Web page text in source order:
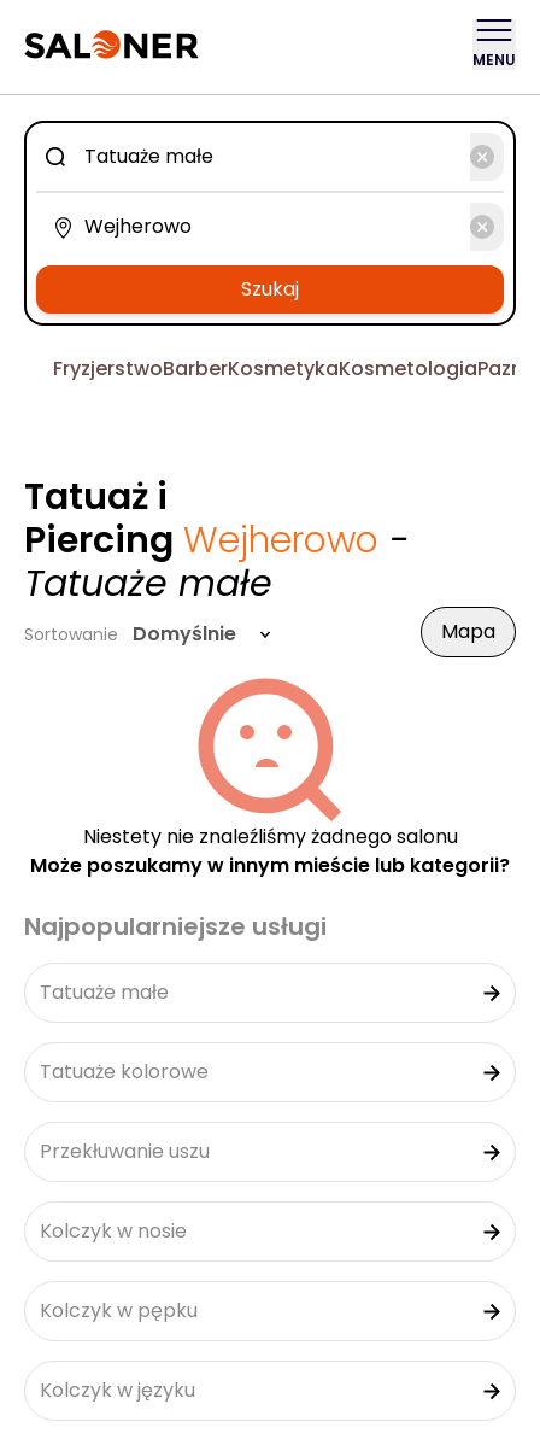
MENU
Szukaj
FryzjerstwoBarberKosmetykaKosmetologia
Tatuaż i
Piercing Wejherowo -
Tatuaże małe
Sortowanie Domyślnie Mapa
Niestety nie znaleźliśmy żadnego salonu
Może poszukamy w innym mieście lub kategorii?
Najpopularniejsze usługi
Tatuaże małe
Tatuaże kolorowe
Przekłuwanie uszu
Kolczyk w nosie
Kolczyk w pępku
Kolczyk w języku